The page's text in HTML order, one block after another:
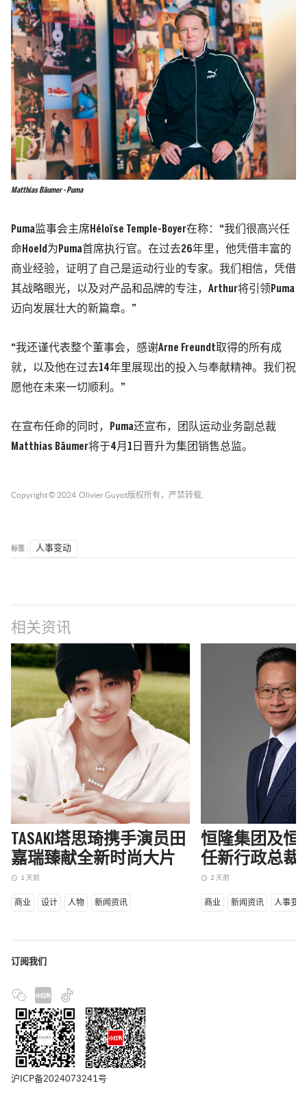
Matthias Bäumer - Puma
Puma监事会主席Héloïse Temple-Boyer在称：“我们很高兴任
命Hoeld为Puma首席执行官。在过去26年里，他凭借丰富的
商业经验，证明了自己是运动行业的专家。我们相信，凭借
其战略眼光，以及对产品和品牌的专注，Arthur将引领Puma
迈向发展壮大的新篇章。”
“我还谨代表整个董事会，感谢Arne Freundt取得的所有成
就，以及他在过去14年里展现出的投入与奉献精神。我们祝
愿他在未来一切顺利。”
在宣布任命的同时，Puma还宣布，团队运动业务副总裁
Matthias Bäumer将于4月1日晋升为集团销售总监。
Copyright © 2024 Olivier Guyot版权所有，严禁转载.
标签 : 人事变动
相关资讯
TASAKI塔思琦携手演员田
嘉瑞臻献全新时尚大片
access_time 1 天前
商业 设计 人物 新闻资讯
恒隆集团及恒
任新行政总裁
access_time 2 天前
商业 新闻资讯 人事变动
订阅我们
沪ICP备2024073241号